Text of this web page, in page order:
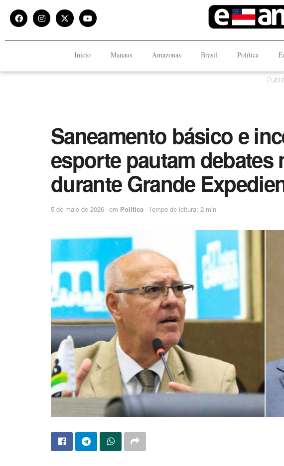
Início Manaus Amazonas Brasil Política
Saneamento básico e
esporte pautam debates
durante Grande
5 de maio de 2026 em Política Tempo de leitura: 2 min